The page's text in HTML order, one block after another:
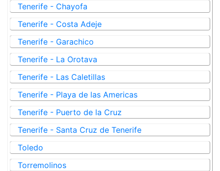
Tenerife - Chayofa
Tenerife - Costa Adeje
Tenerife - Garachico
Tenerife - La Orotava
Tenerife - Las Caletillas
Tenerife - Playa de las Americas
Tenerife - Puerto de la Cruz
Tenerife - Santa Cruz de Tenerife
Toledo
Torremolinos